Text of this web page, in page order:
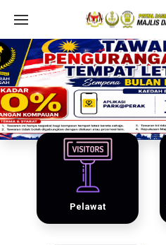
Pelawat